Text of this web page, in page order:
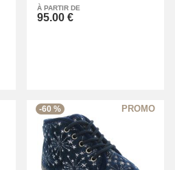
À PARTIR DE
95.00 €
-60 %